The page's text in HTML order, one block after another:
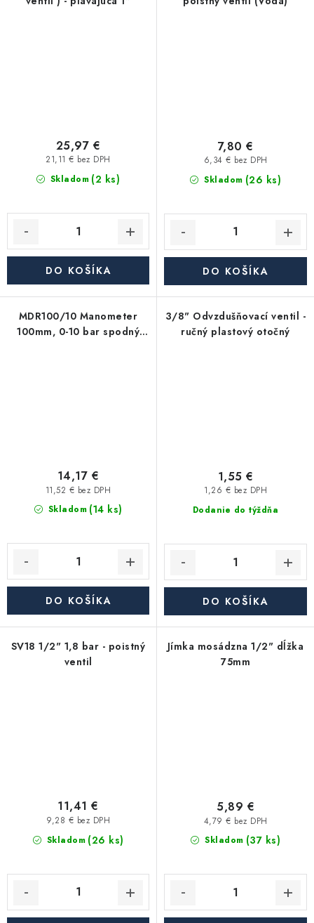
Skladom (2 ks)
21,11 € bez DPH
25,97 €
DO KOŠÍKA
Skladom (26 ks)
6,34 € bez DPH
7,80 €
DO KOŠÍKA
MDR100/10 Manometer
100mm, 0-10 bar spodný
Skladom (14 ks)
11,52 € bez DPH
14,17 €
DO KOŠÍKA
3/8" Odvzdušňovací ventil -
ručný plastový otočný
Dodanie do týždňa
1,26 € bez DPH
1,55 €
DO KOŠÍKA
SV18 1/2" 1,8 bar - poistný
ventil
Skladom (26 ks)
9,28 € bez DPH
11,41 €
Jímka mosádzna 1/2" dĺžka
75mm
Skladom (37 ks)
4,79 € bez DPH
5,89 €